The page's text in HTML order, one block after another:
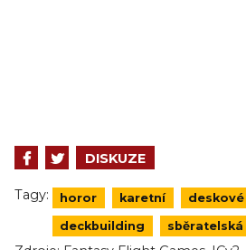
DISKUZE
Tagy: horor karetní
deckbuilding